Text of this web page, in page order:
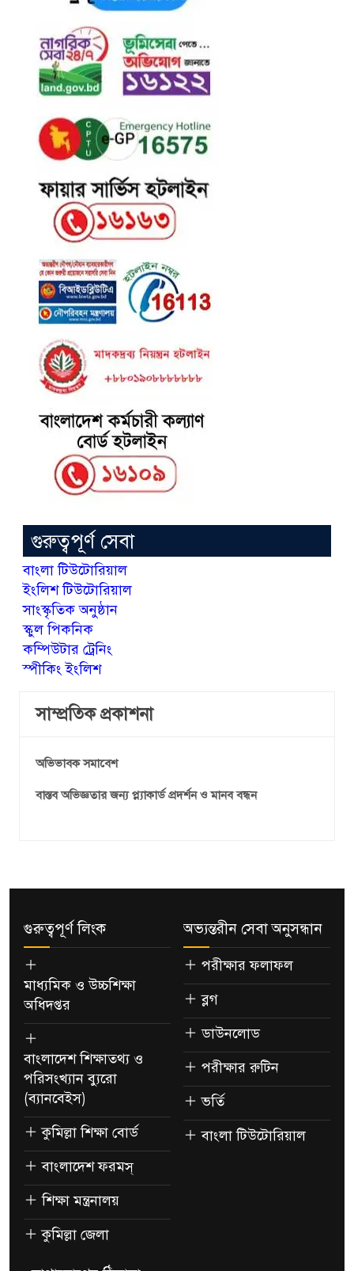
গুরুত্বপূর্ণ সেবা
বাংলা টিউটোরিয়াল
ইংলিশ টিউটোরিয়াল
সাংস্কৃতিক অনুষ্ঠান
স্কুল পিকনিক
কম্পিউটার ট্রেনিং
স্পীকিং ইংলিশ
সাম্প্রতিক প্রকাশনা
অভিভাবক সমাবেশ
বাস্তব অভিজ্ঞতার জন্য প্ল্যাকার্ড প্রদর্শন ও মানব বন্ধন
গুরুত্বপূর্ণ লিংক
মাধ্যমিক ও উচ্চশিক্ষা
অধিদপ্তর
বাংলাদেশ শিক্ষাতথ্য ও
পরিসংখ্যান ব্যুরো
(ব্যানবেইস)
কুমিল্লা শিক্ষা বোর্ড
বাংলাদেশ ফরমস্
শিক্ষা মন্ত্রনালয়
কুমিল্লা জেলা
অভ্যন্তরীন সেবা অনুসন্ধান
পরীক্ষার ফলাফল
ব্লগ
ডাউনলোড
পরীক্ষার রুটিন
ভর্তি
বাংলা টিউটোরিয়াল